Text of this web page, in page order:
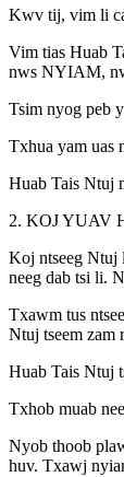
Kwv tij, vim li
Vim tias Huab
nws NYIAM,
Tsim nyog peb
Txhua yam uas
Huab Tais Ntuj
2. KOJ YUAV
Koj ntseeg Ntuj
neeg dab tsi li.
Txawm tus
Ntuj tseem zam
Huab Tais Ntuj
Txhob muab
Nyob thoob
huv. Txawj